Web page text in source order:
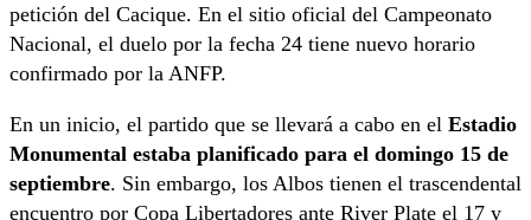
petición del Cacique. En el sitio oficial del Campeonato
Nacional, el duelo por la fecha 24 tiene nuevo horario
confirmado por la ANFP.
En un inicio, el partido que se llevará a cabo en el Estadio
Monumental estaba planificado para el domingo 15 de
septiembre. Sin embargo, los Albos tienen el trascendental
encuentro por Copa Libertadores ante River Plate el 17 y